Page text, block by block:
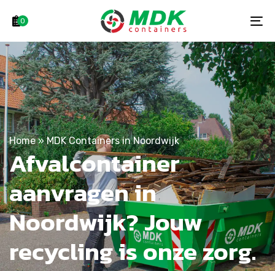
links
navigation
Skip
to
content
0
Home»MDK Containers in Noordwijk
Afvalcontainer
aanvragen in
Noordwijk? Jouw
recycling is onze zorg.